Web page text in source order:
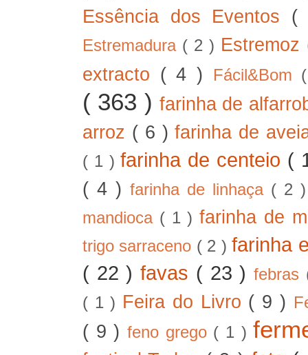
Essência dos Eventos (
Estremadura ( 2 ) Estremoz
extracto ( 4 ) Fácil&Bom
( 363 )farinha de
arroz ( 6 )farinha de
( 1 )farinha de centeio (
( 4 ) farinha de linhaça ( 2
mandioca ( 1 )farinha de
trigo sarraceno ( 2 )farinha
( 22 )favas ( 23 ) febras
( 1 ) Feira do Livro ( 9 )
( 9 ) feno grego ( 1 )